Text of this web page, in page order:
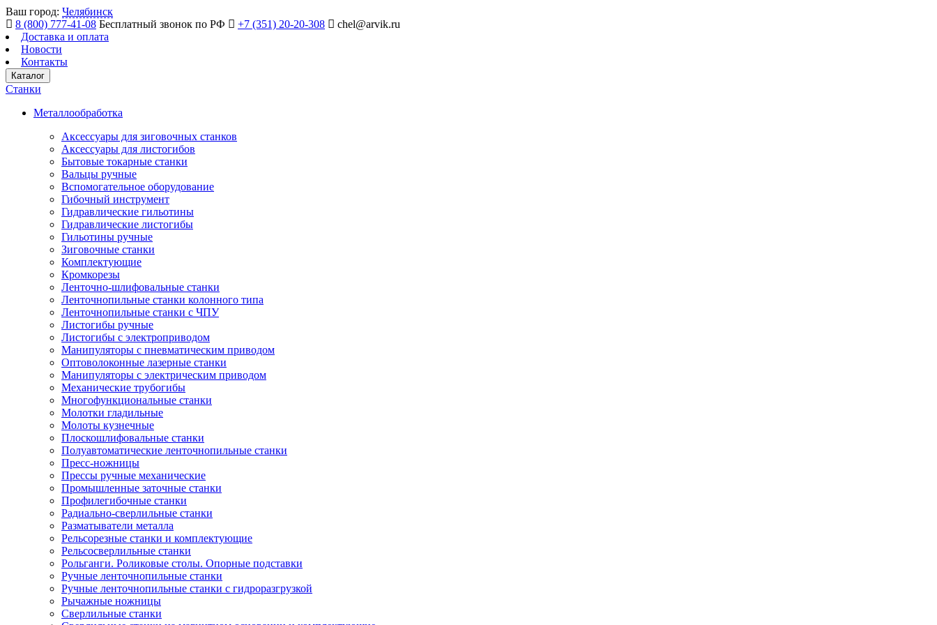
Ваш город: Челябинск
8 (800) 777-41-08 Бесплатный звонок по РФ +7 (351) 20-20-308
chel@arvik.ru
Доставка и оплата
Новости
Контакты
Каталог
Станки
Металлообработка
Аксессуары для зиговочных станков
Аксессуары для листогибов
Бытовые токарные станки
Вальцы ручные
Вспомогательное оборудование
Гибочный инструмент
Гидравлические гильотины
Гидравлические листогибы
Гильотины ручные
Зиговочные станки
Комплектующие
Кромкорезы
Ленточно-шлифовальные станки
Ленточнопильные станки колонного типа
Ленточнопильные станки с ЧПУ
Листогибы ручные
Листогибы с электроприводом
Манипуляторы с пневматическим приводом
Оптоволоконные лазерные станки
Манипуляторы с электрическим приводом
Механические трубогибы
Многофункциональные станки
Молотки гладильные
Молоты кузнечные
Плоскошлифовальные станки
Полуавтоматические ленточнопильные станки
Пресс-ножницы
Прессы ручные механические
Промышленные заточные станки
Профилегибочные станки
Радиально-сверлильные станки
Разматыватели металла
Рельсорезные станки и комплектующие
Рельсосверлильные станки
Рольганги. Роликовые столы. Опорные подставки
Ручные ленточнопильные станки
Ручные ленточнопильные станки с гидроразгрузкой
Рычажные ножницы
Сверлильные станки